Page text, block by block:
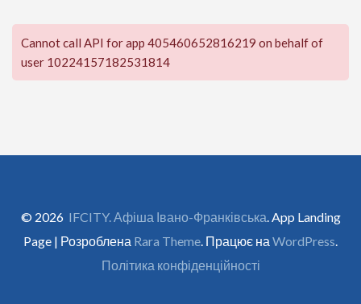
Cannot call API for app 405460652816219 on behalf of
user 10224157182531814
© 2026 IFCITY. Афіша Івано-Франківська . App Landing
Page | Розроблена Rara Theme . Працює на WordPress
Політика конфіденційності